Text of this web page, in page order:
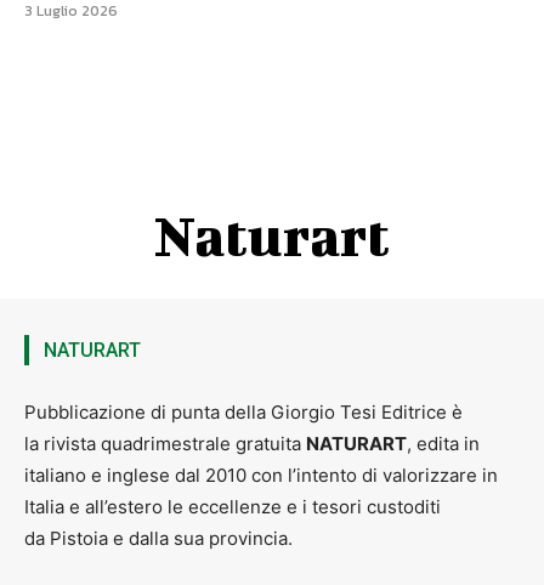
3 Luglio 2026
Naturart
NATURART
Pubblicazione di punta della Giorgio Tesi Editrice è
la rivista quadrimestrale gratuita NATURART, edita in
italiano e inglese dal 2010 con l’intento di valorizzare in
Italia e all’estero le eccellenze e i tesori custoditi
da Pistoia e dalla sua provincia.